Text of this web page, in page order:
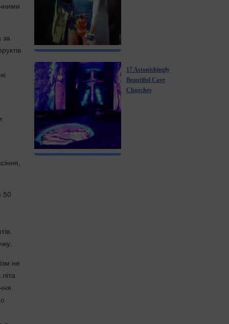
за
50
не
17 Astonishingly
Beautiful Cave
Churches